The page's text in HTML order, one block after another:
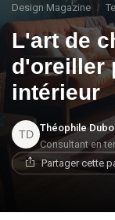
Design Magazine
L'art de
d'oreiller
intérieur
Théophile
Consultant en
Partager cette